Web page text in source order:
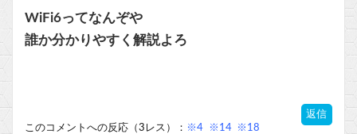
WiFi6ってなんぞや
誰か分かりやすく解説よろ
返信
このコメントへの反応（3レス）： ※4 ※14 ※18